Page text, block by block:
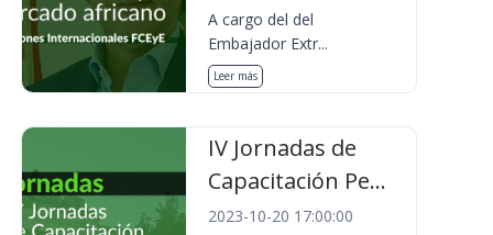
A cargo del del
Embajador Extr...
Leer más
IV Jornadas de
Capacitación Pe...
2023-10-20 17:00:00